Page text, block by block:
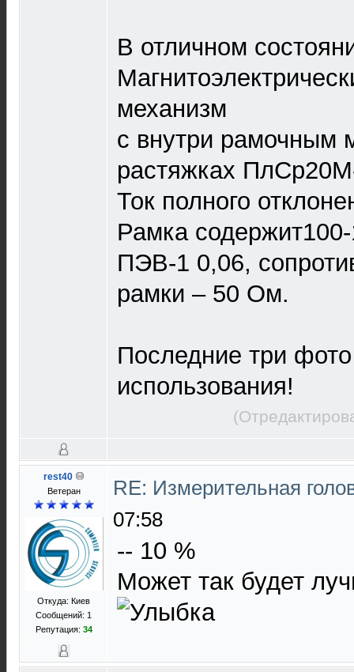
В отличном
механизм
с внутри рамочным
растяжках
Ток полного
Рамка
ПЭВ-1 0,06,
рамки – 50 Ом.
Последние три
использования!
rest40
Ветеран
Откуда: Киев
Сообщений: 1
Репутация: 34
RE: Измерительная
07:58
-- 10 %
Может так будет